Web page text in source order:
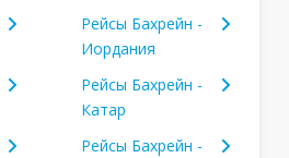
Рейсы Бахрейн -
Иордания
Рейсы Бахрейн -
Катар
Рейсы Бахрейн -